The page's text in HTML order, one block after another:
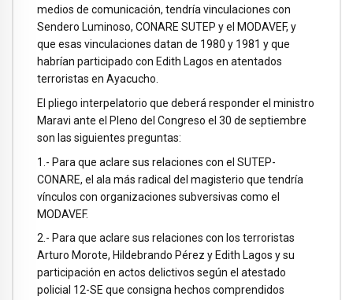
medios de comunicación, tendría vinculaciones con
Sendero Luminoso, CONARE SUTEP y el MODAVEF, y
que esas vinculaciones datan de 1980 y 1981 y que
habrían participado con Edith Lagos en atentados
terroristas en Ayacucho.
El pliego interpelatorio que deberá responder el ministro
Maravi ante el Pleno del Congreso el 30 de septiembre
son las siguientes preguntas:
1.- Para que aclare sus relaciones con el SUTEP-
CONARE, el ala más radical del magisterio que tendría
vínculos con organizaciones subversivas como el
MODAVEF.
2.- Para que aclare sus relaciones con los terroristas
Arturo Morote, Hildebrando Pérez y Edith Lagos y su
participación en actos delictivos según el atestado
policial 12-SE que consigna hechos comprendidos